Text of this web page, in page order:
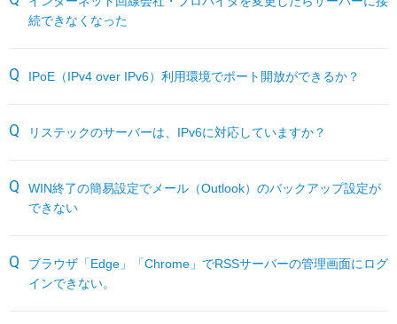
月額サービス
販売終了製品
続できなくなった
IPoE（IPv4 over IPv6）利用環境でポート開放ができるか？
リステックのサーバーは、IPv6に対応していますか？
WIN終了の簡易設定でメール（Outlook）のバックアップ設定が
できない
ブラウザ「Edge」「Chrome」でRSSサーバーの管理画面にログ
インできない。